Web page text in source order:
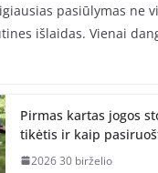
pasiūlymas ne
išlaidas. Vienai
Pirmas kartas jogos
tikėtis ir kaip
2026 30 birželio